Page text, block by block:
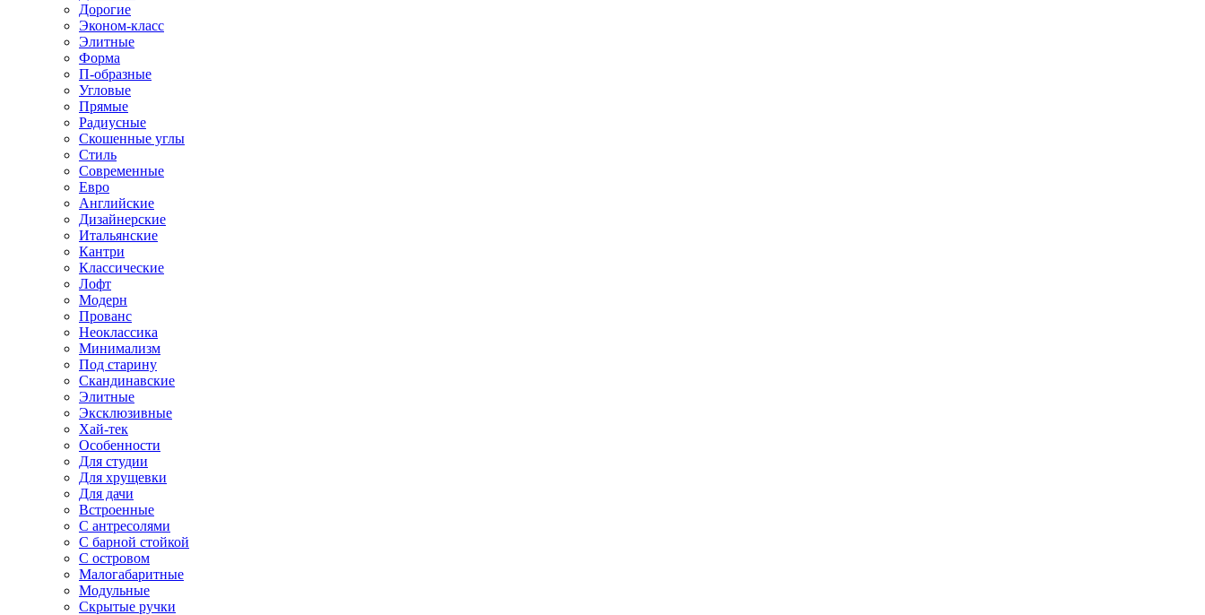
Дорогие
Эконом-класс
Элитные
Форма
П-образные
Угловые
Прямые
Радиусные
Скошенные углы
Стиль
Современные
Евро
Английские
Дизайнерские
Итальянские
Кантри
Классические
Лофт
Модерн
Прованс
Неоклассика
Минимализм
Под старину
Скандинавские
Элитные
Эксклюзивные
Хай-тек
Особенности
Для студии
Для хрущевки
Для дачи
Встроенные
С антресолями
С барной стойкой
С островом
Малогабаритные
Модульные
Скрытые ручки